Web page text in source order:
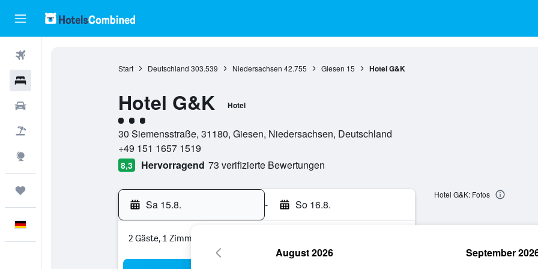
Start Deutschland 303.539 Niedersachsen 42.755 Giesen 15 Hotel G&K
Hotel G&K Hotel
Bewertungskategorie 3
30 Siemensstraße, 31180, Giesen, Niedersachsen, Deutschland
+49 151 1657 1519
8,3 Hervorragend 73 verifizierte Bewertungen
Sa 15.8. - So 16.8.
2 Gäste, 1 Zimmer
Hotel G&K: Fotos
August 2026 September